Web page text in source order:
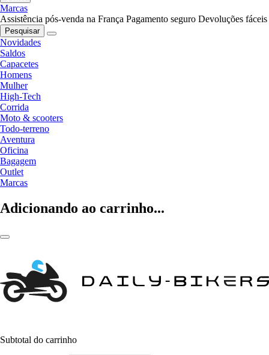
Marcas
Assistência pós-venda na França Pagamento seguro Devoluções fáceis
Pesquisar
Novidades
Saldos
Capacetes
Homens
Mulher
High-Tech
Corrida
Moto & scooters
Todo-terreno
Aventura
Oficina
Bagagem
Outlet
Marcas
Adicionando ao carrinho...
Subtotal do carrinho